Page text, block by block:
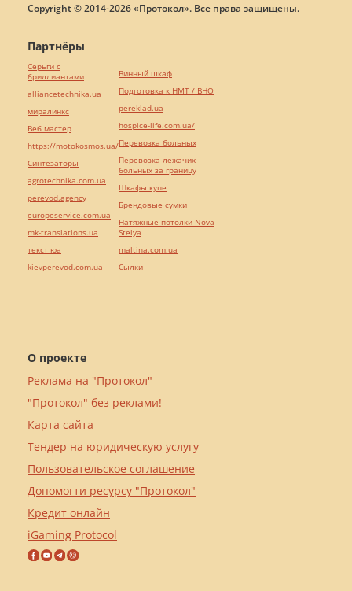
Copyright © 2014-2026 «Протокол». Все права защищены.
О проекте
Реклама на "Протокол"
"Протокол" без реклами!
Карта сайта
Тендер на юридическую услугу
Пользовательское соглашение
Допомогти ресурсу "Протокол"
Кредит онлайн
iGaming Protocol
Партнёры
Серьги с
бриллиантами
alliancetechnika.ua
миралинкс
Веб мастер
https://motokosmos.ua/
Синтезаторы
agrotechnika.com.ua
perevod.agency
europeservice.com.ua
mk-translations.ua
текст юа
kievperevod.com.ua
Винный шкаф
Подготовка к НМТ / ВНО
pereklad.ua
hospice-life.com.ua/
Перевозка больных
Перевозка лежачих
больных за границу
Шкафы купе
Брендовые сумки
Натяжные потолки Nova
Stelya
maltina.com.ua
Cылки